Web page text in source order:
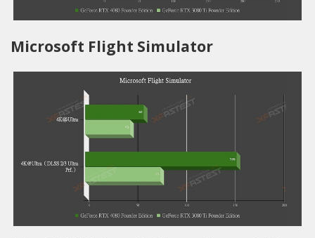
Microsoft Flight Simulator